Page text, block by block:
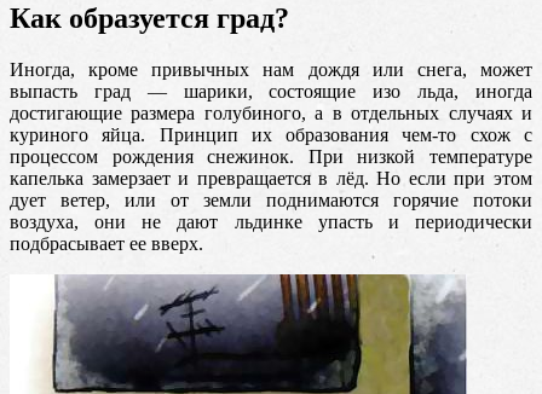
Как образуется град?
Иногда, кроме привычных нам дождя или снега, может
выпасть град — шарики, состоящие изо льда, иногда
достигающие размера голубиного, а в отдельных случаях и
куриного яйца. Принцип их образования чем-то схожс
процессом рождения снежинок. При низкой температуре
капелька замерзает и превращается в лёд. Но если при этом
дует ветер, или от земли поднимаются горячие потоки
воздуха, они не дают льдинке упасть и периодически
подбрасывает ее вверх.